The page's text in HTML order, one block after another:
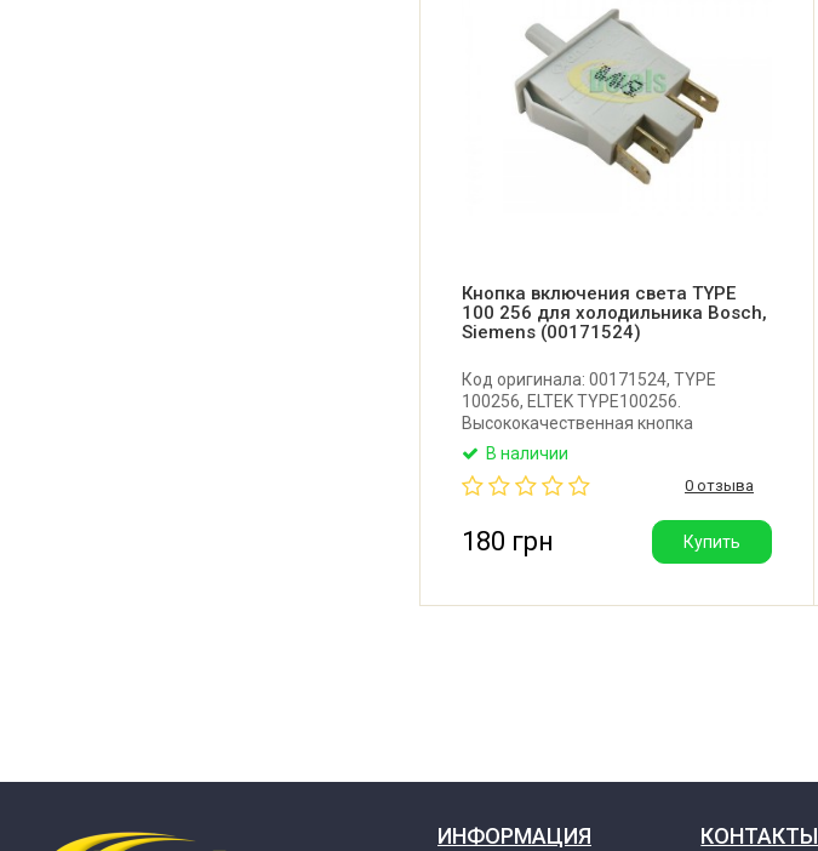
Кнопка включения света TYPE
100 256 для холодильника Bosch,
Siemens (00171524)
Код оригинала: 00171524, TYPE
100256, ELTEK TYPE100256.
Высококачественная кнопка
(выключатель) освещения для
холодильника Bosch, Siemens, Balay,
Brosh, Lynx, Pitsos, Profilo, Whirlpool.
Румыния.
В наличии
0 отзыва
180 грн Купить
ИНФОРМАЦИЯ КОНТАКТЫ